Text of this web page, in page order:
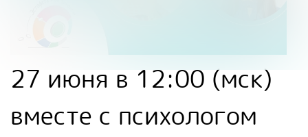
27 июня в 12:00 (мск)
вместе с психологом